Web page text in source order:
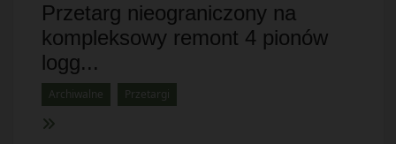
Przetarg nieograniczony na
kompleksowy remont 4 pionów
logg...
Archiwalne Przetargi